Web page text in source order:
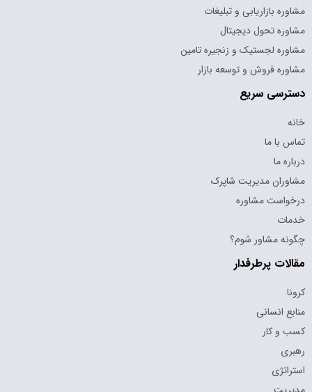
مشاوره بازاریابی و تبلیغات
مشاوره تحول دیجیتال
مشاوره لجستیک و زنجیره تامین
مشاوره فروش و توسعه بازار
دسترسی سریع
خانه
تماس با ما
درباره ما
مشاوران مدیریت شاپرک
درخواست مشاوره
خدمات
چگونه مشاور شوم؟
مقالات پرطرفدار
کرونا
منابع انسانی
کسب و کار
رهبری
استراتژی